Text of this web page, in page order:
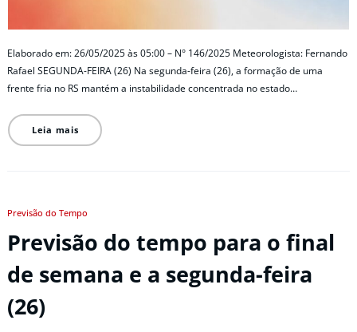
Elaborado em: 26/05/2025 às 05:00 – N° 146/2025 Meteorologista: Fernando
Rafael SEGUNDA-FEIRA (26) Na segunda-feira (26), a formação de uma
frente fria no RS mantém a instabilidade concentrada no estado…
Leia mais
Previsão do Tempo
Previsão do tempo para o final
de semana e a segunda-feira
(26)